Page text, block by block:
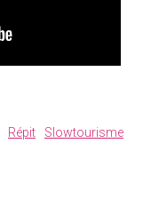
Répit Slowtourisme